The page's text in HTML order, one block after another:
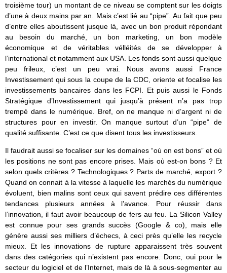
troisième tour) un montant de ce niveau se comptent sur les doigts
d’une à deux mains par an. Mais c’est lié au “pipe”. Au fait que peu
d’entre elles aboutissent jusque là, avec un bon produit répondant
au besoin du marché, un bon marketing, un bon modèle
économique et de véritables vélléités de se développer à
l’international et notamment aux USA. Les fonds sont aussi quelque
peu frileux, c’est un peu vrai. Nous avons aussi France
Investissement qui sous la coupe de la CDC, oriente et focalise les
investissements bancaires dans les FCPI. Et puis aussi le Fonds
Stratégique d’Investissement qui jusqu’à présent n’a pas trop
trempé dans le numérique. Bref, on ne manque ni d’argent ni de
structures pour en investir. On manque surtout d’un “pipe” de
qualité suffisante. C’est ce que disent tous les investisseurs.
Il faudrait aussi se focaliser sur les domaines “où on est bons” et où
les positions ne sont pas encore prises. Mais où est-on bons ? Et
selon quels critères ? Technologiques ? Parts de marché, export ?
Quand on connait à la vitesse à laquelle les marchés du numérique
évoluent, bien malins sont ceux qui savent prédire ces différentes
tendances plusieurs années à l’avance. Pour réussir dans
l’innovation, il faut avoir beaucoup de fers au feu. La Silicon Valley
est connue pour ses grands succès (Google & co), mais elle
génère aussi ses milliers d’échecs, à ceci près qu’elle les recycle
mieux. Et les innovations de rupture apparaissent très souvent
dans des catégories qui n’existent pas encore. Donc, oui pour le
secteur du logiciel et de l’Internet, mais de là à sous-segmenter au